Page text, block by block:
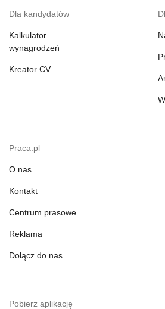
Dla kandydatów
Kalkulator
wynagrodzeń
Kreator CV
Praca.pl
O nas
Kontakt
Centrum prasowe
Reklama
Dołącz do nas
Pobierz aplikację